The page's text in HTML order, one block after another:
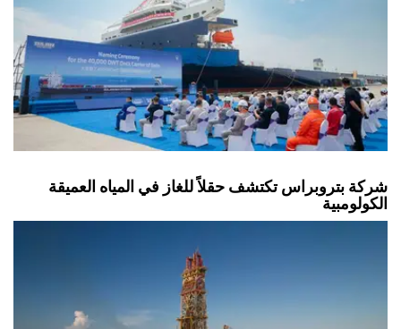
شركة بتروبراس تكتشف حقلاً للغاز في المياه العميقة
الكولومبية